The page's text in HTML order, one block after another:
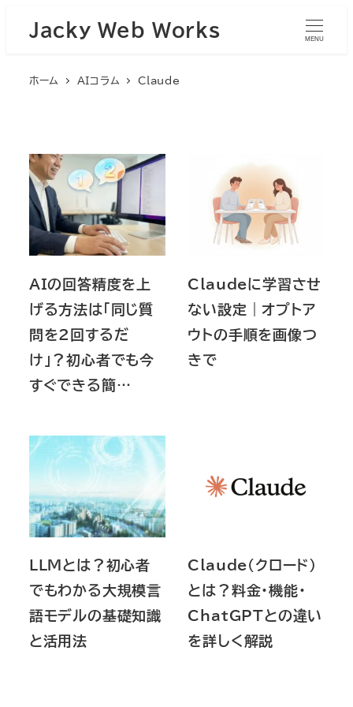
Jacky Web Works MENU
ホーム AIコラム Claude
AIの回答精度を上
げる方法は「同じ質
問を2回するだ
け」？初心者でも今
すぐできる簡…
Claudeに学習させ
ない設定｜オプトア
ウトの手順を画像つ
きで
LLMとは？初心者
でもわかる大規模言
語モデルの基礎知識
と活用法
Claude（クロード）
とは？料金・機能・
ChatGPTとの違い
を詳しく解説